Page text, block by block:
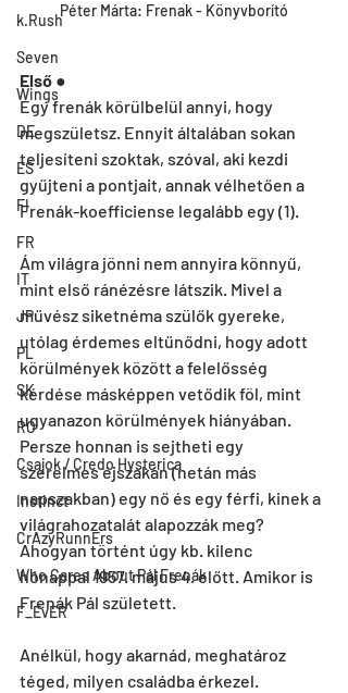
k.Rush
Seven
Wings
DE
ES
FI
FR
IT
JP
PL
SK
RO
Csajok / Credo Hysterica
Instinct
CrAzyRunnErs
Who Cares About Pál Frenák
F_EvER
Péter Márta: Frenak - Könyvborító
Első ●
Egy frenák körülbelül annyi, hogy
megszületsz. Ennyit általában sokan
teljesíteni szoktak, szóval, aki kezdi
gyűjteni a pontjait, annak vélhetően a
Frenák-koefficiense legalább egy (1).
Ám világra jönni nem annyira könnyű,
mint első ránézésre látszik. Mivel a
művész siketnéma szülők gyereke,
utólag érdemes eltűnődni, hogy adott
körülmények között a felelősség
kérdése másképpen vetődik föl, mint
ugyanazon körülmények hiányában.
Persze honnan is sejtheti egy
szerelmes éjszakán (netán más
napszakban) egy nő és egy férfi, kinek a
világrahozatalát alapozzák meg?
Ahogyan történt úgy kb. kilenc
hónappal 1957. május 4. előtt. Amikor is
Frenák Pál született.
Anélkül, hogy akarnád, meghatároz
téged, milyen családba érkezel.